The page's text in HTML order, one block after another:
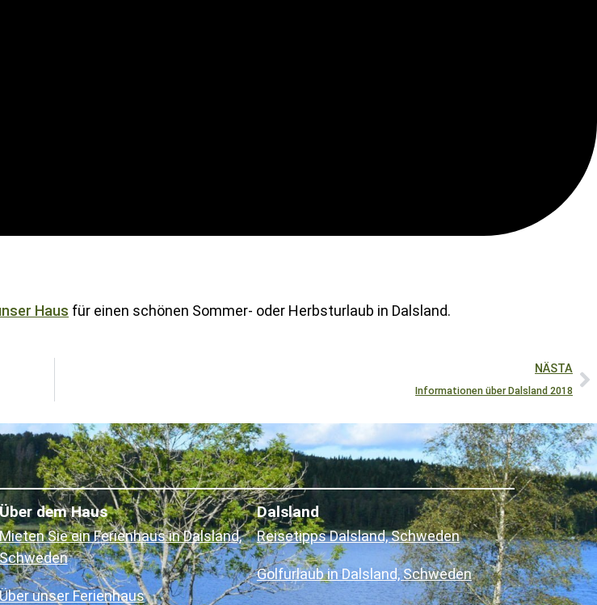
Haus für einen schönen Sommer- oder Herbsturlaub in Dalsland.
NÄSTA
Informationen über Dalsland 2018
Über dem Haus
Sie ein Ferienhaus in Dalsland,
unser Ferienhaus
Dalsland
Reisetipps Dalsland, Schweden
Golfurlaub in Dalsland, Schweden